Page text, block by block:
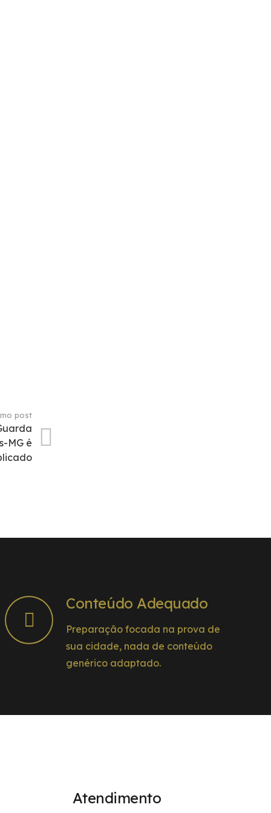
post
MG é
Conteúdo Adequado
Preparação focada na prova de
sua cidade, nada de conteúdo
genérico adaptado.
Atendimento